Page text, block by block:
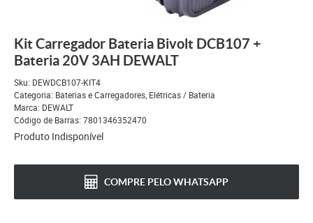
Kit Carregador Bateria Bivolt DCB107 +
Bateria 20V 3AH DEWALT
Sku: DEWDCB107-KIT4
Categoria: Baterias e Carregadores, Elétricas / Bateria
Marca: DEWALT
Código de Barras: 7801346352470
Produto Indisponível
COMPRE PELO WHATSAPP